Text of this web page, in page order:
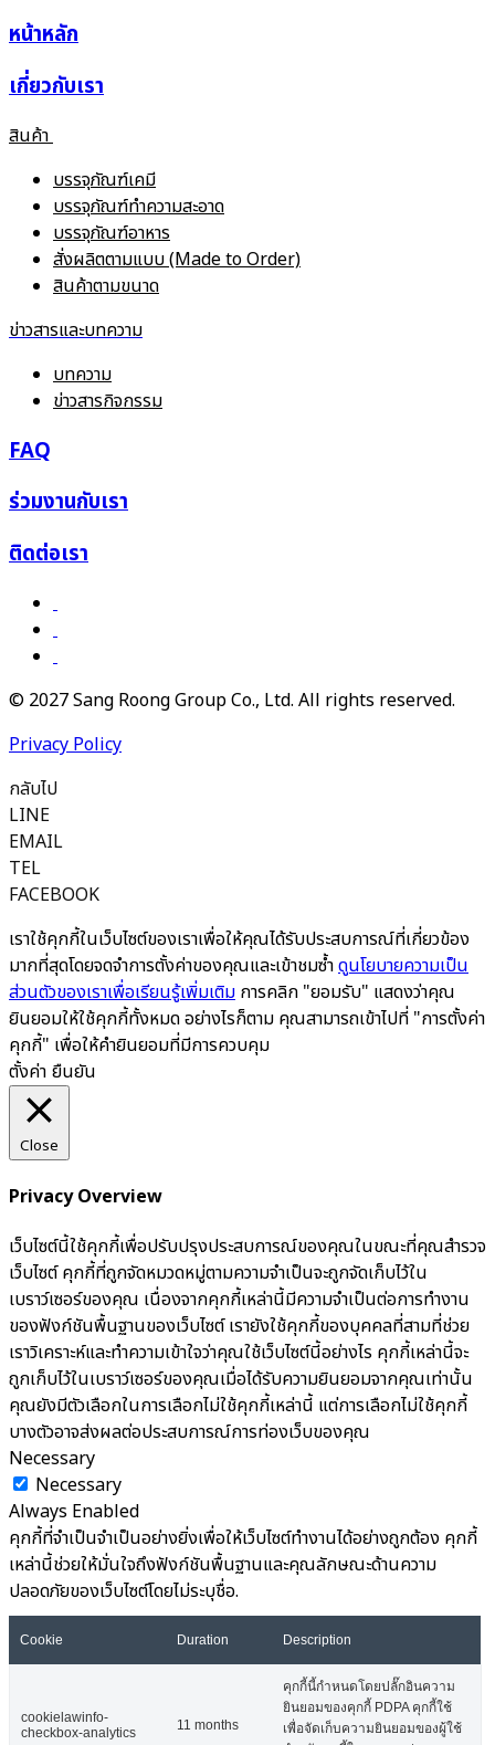
หน้าหลัก
เกี่ยวกับเรา
สินค้า
บรรจุภัณฑ์เคมี
บรรจุภัณฑ์ทำความสะอาด
บรรจุภัณฑ์อาหาร
สั่งผลิตตามแบบ (Made to Order)
สินค้าตามขนาด
ข่าวสารและบทความ
บทความ
ข่าวสารกิจกรรม
FAQ
ร่วมงานกับเรา
ติดต่อเรา
© 2027 Sang Roong Group Co., Ltd. All rights reserved.
Privacy Policy
กลับไป
LINE
EMAIL
TEL
FACEBOOK
เราใช้คุกกี้ในเว็บไซต์ของเราเพื่อให้คุณได้รับประสบการณ์ที่เกี่ยวข้อง
มากที่สุดโดยจดจำการตั้งค่าของคุณและเข้าชมซ้ำดูนโยบายความเป็น
ส่วนตัวของเราเพื่อเรียนรู้เพิ่มเติม การคลิก "ยอมรับ" แสดงว่าคุณ
ยินยอมให้ใช้คุกกี้ทั้งหมด อย่างไรก็ตาม คุณสามารถเข้าไปที่ "การตั้งค่า
คุกกี้" เพื่อให้คำยินยอมที่มีการควบคุม
ตั้งค่า ยืนยัน
Close
Privacy Overview
เว็บไซต์นี้ใช้คุกกี้เพื่อปรับปรุงประสบการณ์ของคุณในขณะที่คุณสำรวจ
เว็บไซต์ คุกกี้ที่ถูกจัดหมวดหมู่ตามความจำเป็นจะถูกจัดเก็บไว้ใน
เบราว์เซอร์ของคุณ เนื่องจากคุกกี้เหล่านี้มีความจำเป็นต่อการทำงาน
ของฟังก์ชันพื้นฐานของเว็บไซต์ เรายังใช้คุกกี้ของบุคคลที่สามที่ช่วย
เราวิเคราะห์และทำความเข้าใจว่าคุณใช้เว็บไซต์นี้อย่างไร คุกกี้เหล่านี้จะ
ถูกเก็บไว้ในเบราว์เซอร์ของคุณเมื่อได้รับความยินยอมจากคุณเท่านั้น
คุณยังมีตัวเลือกในการเลือกไม่ใช้คุกกี้เหล่านี้ แต่การเลือกไม่ใช้คุกกี้
บางตัวอาจส่งผลต่อประสบการณ์การท่องเว็บของคุณ
Necessary
Necessary
Always Enabled
คุกกี้ที่จำเป็นจำเป็นอย่างยิ่งเพื่อให้เว็บไซต์ทำงานได้อย่างถูกต้อง คุกกี้
เหล่านี้ช่วยให้มั่นใจถึงฟังก์ชันพื้นฐานและคุณลักษณะด้านความ
ปลอดภัยของเว็บไซต์โดยไม่ระบุชื่อ.
Cookie Duration Description
cookielawinfo-
checkbox-analytics
11 months
คุกกี้นี้กำหนดโดยปลั๊กอินความ
ยินยอมของคุกกี้ PDPA คุกกี้ใช้
เพื่อจัดเก็บความยินยอมของผู้ใช้